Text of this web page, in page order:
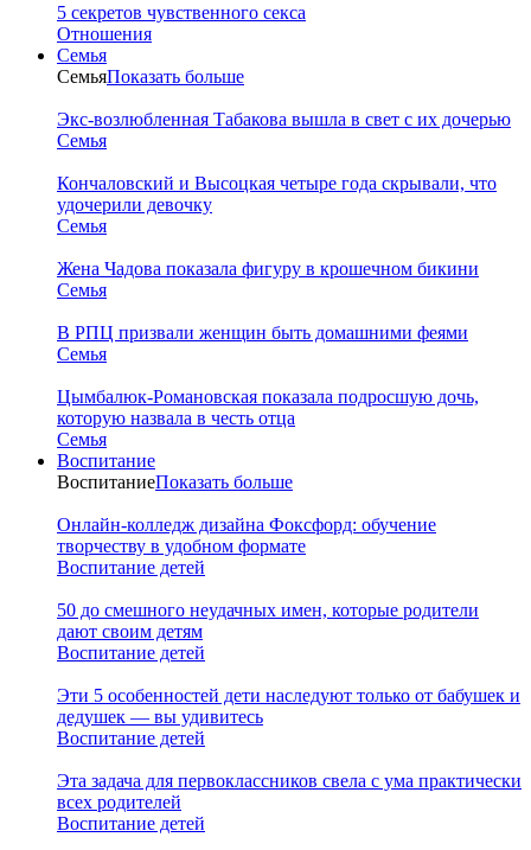
5 секретов чувственного секса
Отношения
Семья
СемьяПоказать больше
Экс-возлюбленная Табакова вышла в свет с их дочерью
Семья
Кончаловский и Высоцкая четыре года скрывали, что
удочерили девочку
Семья
Жена Чадова показала фигуру в крошечном бикини
Семья
В РПЦ призвали женщин быть домашними феями
Семья
Цымбалюк-Романовская показала подросшую дочь,
которую назвала в честь отца
Семья
Воспитание
ВоспитаниеПоказать больше
Онлайн-колледж дизайна Фоксфорд: обучение
творчеству в удобном формате
Воспитание детей
50 до смешного неудачных имен, которые родители
дают своим детям
Воспитание детей
Эти 5 особенностей дети наследуют только от бабушек и
дедушек — вы удивитесь
Воспитание детей
Эта задача для первоклассников свела с ума практически
всех родителей
Воспитание детей